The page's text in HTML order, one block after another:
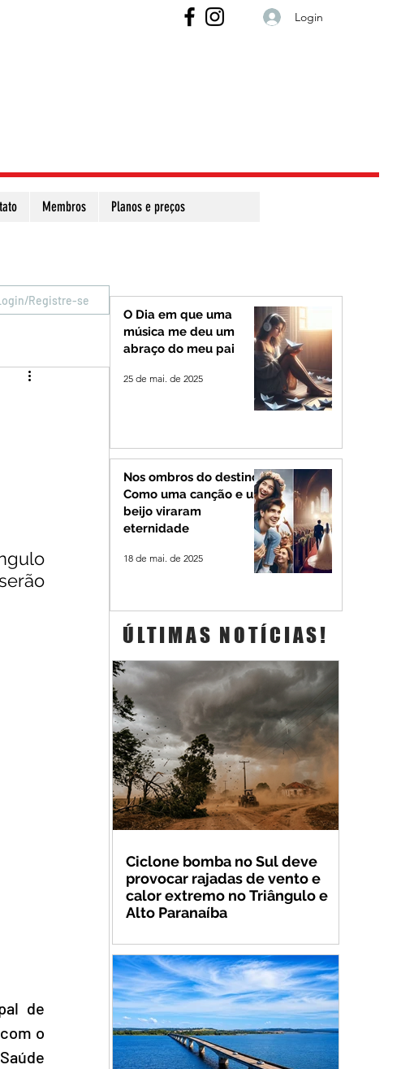
Login
Membros Planos e preços
Registre-se
de
o
O Dia em que uma
música me deu um
abraço do meu pai
25 de mai. de 2025
Nos ombros do destino:
Como uma canção e um
beijo viraram
eternidade
18 de mai. de 2025
ÚLTIMAS NOTÍCIAS!
Ciclone bomba no Sul deve
provocar rajadas de vento e
calor extremo no Triângulo e
Alto Paranaíba